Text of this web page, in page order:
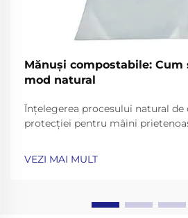
Mănuși compostabile: Cum
mod natural
Înțelegerea procesului natural de
protecției pentru mâini
echipamentele de protecție
VEZI MAI MULT